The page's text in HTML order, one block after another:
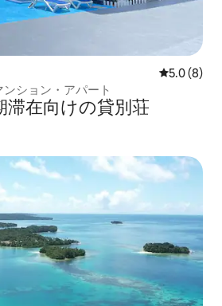
レビュー8
5.0 (8)
ション・アパート
滞在向けの貸別荘